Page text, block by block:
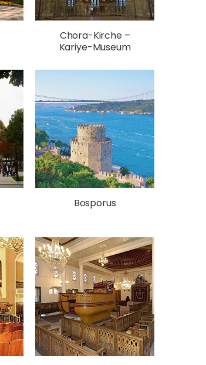
Chora-Kirche –
Kariye-Museum
Bosporus